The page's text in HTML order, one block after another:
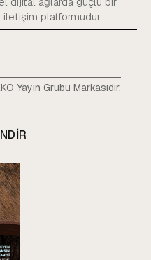
iletişim platformudur.
Yayın Grubu Markasıdır.